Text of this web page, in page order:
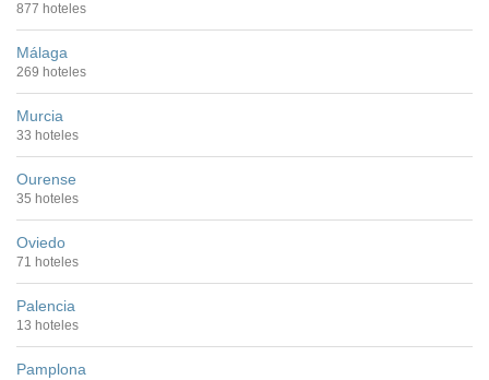
877 hoteles
Málaga
269 hoteles
Murcia
33 hoteles
Ourense
35 hoteles
Oviedo
71 hoteles
Palencia
13 hoteles
Pamplona